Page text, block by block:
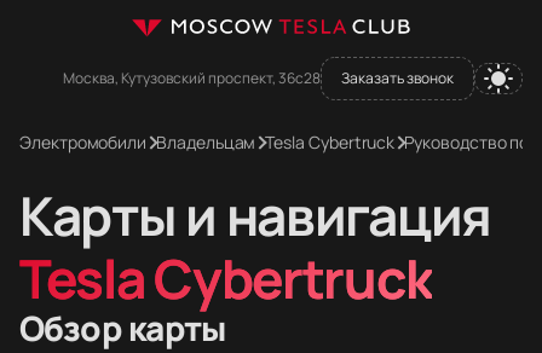
Москва, Кутузовский проспект, 36с28 Заказать звонок
Электромобили Владельцам Tesla Cybertruck Руководство
Карты и навигация
Tesla Cybertruck
Обзор карты